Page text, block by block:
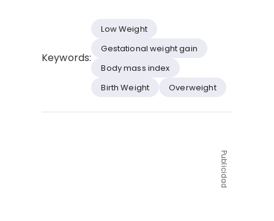
Keywords:
Low Weight
Gestational weight gain
Body mass index
Birth Weight
Overweight
Publicidad